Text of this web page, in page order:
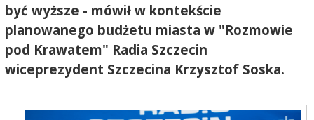
być wyższe - mówił w kontekście
planowanego budżetu miasta w "Rozmowie
pod Krawatem" Radia Szczecin
wiceprezydent Szczecina Krzysztof Soska.